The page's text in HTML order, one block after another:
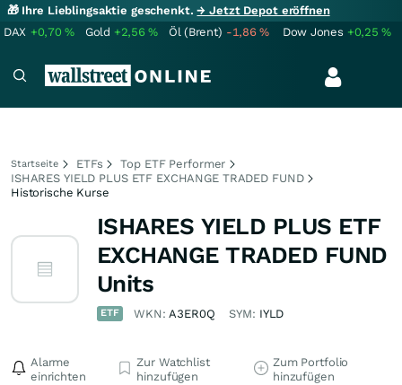
🎁 Ihre Lieblingsaktie geschenkt.→ Jetzt Depot eröffnen
DAX +0,70% Gold +2,56% Öl (Brent) -1,86% Dow Jones +0,25%
Startseite ETFs
Top ETF Performer
ISHARES YIELD PLUS ETF EXCHANGE TRADED FUND
Historische Kurse
ISHARES YIELD PLUS ETF
EXCHANGE TRADED FUND
Units
ETF WKN:A3ER0Q SYM: IYLD
Alarme
einrichten
Zur Watchlist
hinzufügen
Zum Portfolio
hinzufügen